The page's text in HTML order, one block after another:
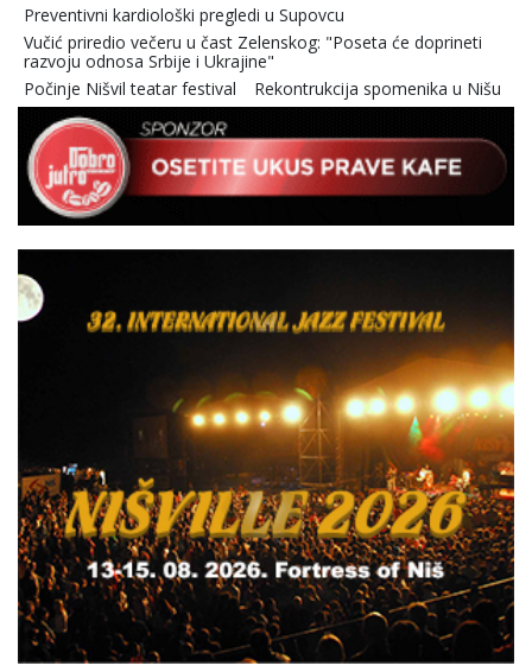
Preventivni kardiološki pregledi u Supovcu
Vučić priredio večeru u čast Zelenskog: "Poseta će doprineti
razvoju odnosa Srbije i Ukrajine"
Počinje Nišvil teatar festival
Rekontrukcija spomenika u Nišu